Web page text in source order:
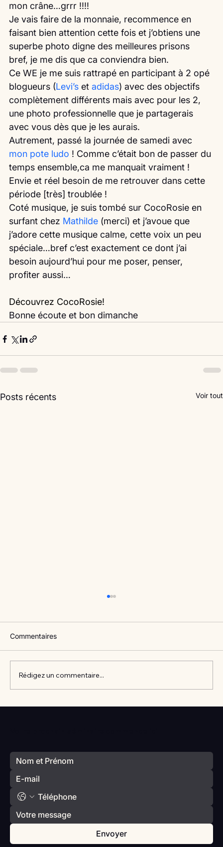
mon crâne…grrr !!!!
Je vais faire de la monnaie, recommence en
faisant bien attention cette fois et j’obtiens une
superbe photo digne des meilleures prisons
bref, je me dis que ca conviendra bien.
Ce WE je me suis rattrapé en participant à 2 opé
blogueurs (Levi’s et adidas) avec des objectifs
complètement différents mais avec pour les 2,
une photo professionnelle que je partagerais
avec vous dès que je les aurais.
Autrement, passé la journée de samedi avec
mon pote ludo ! Comme c’était bon de passer du
temps ensemble,ca me manquait vraiment !
Envie et réel besoin de me retrouver dans cette
période [très] troublée !
Coté musique, je suis tombé sur CocoRosie en
surfant chez Mathilde (merci) et j’avoue que
j’adore cette musique calme, cette voix un peu
spéciale…bref c’est exactement ce dont j’ai
besoin aujourd’hui pour me poser, penser,
profiter aussi…
Découvrez CocoRosie!
Bonne écoute et bon dimanche
Posts récents Voir tout
Commentaires
Rédigez un commentaire...
Envoyer